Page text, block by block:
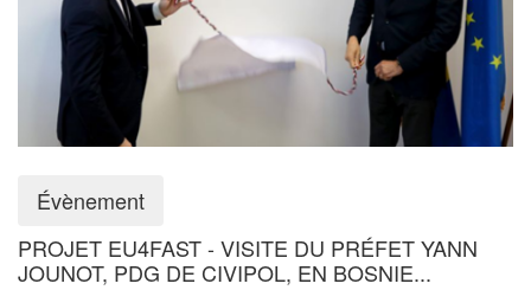
Évènement
PROJET EU4FAST - VISITE DU PRÉFET YANN
JOUNOT, PDG DE CIVIPOL, EN BOSNIE...